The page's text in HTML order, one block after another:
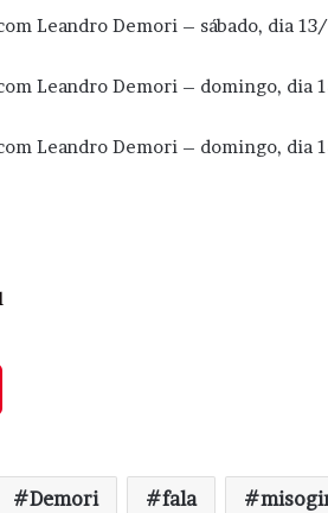
Leandro Demori – sábado, dia
Leandro Demori – domingo, dia
Leandro Demori – domingo, dia
Demori fala